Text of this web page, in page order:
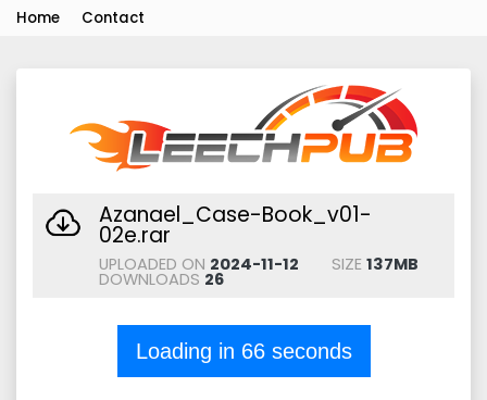
Home Contact
Azanael_Case-Book_v01-
02e.rar
UPLOADED ON 2024-11-12 SIZE137MB
DOWNLOADS 26
Loading in 66seconds